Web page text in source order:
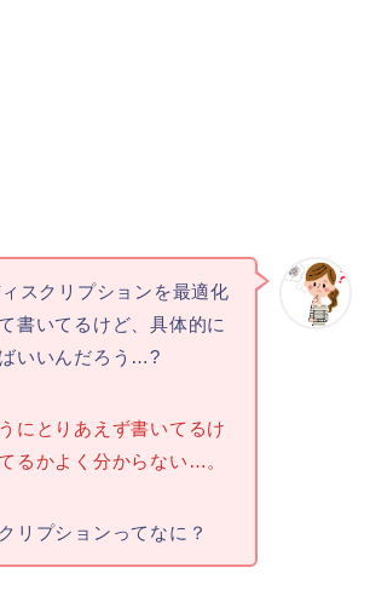
スクリプションを最適化
書いてるけど、具体的に
いいんだろう…?
にとりあえず書いてるけ
るかよく分からない…。
リプションってなに？